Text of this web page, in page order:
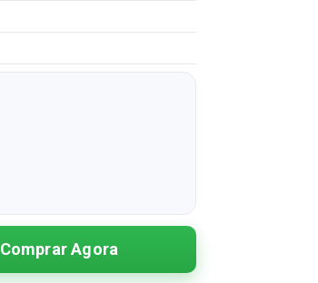
Comprar Agora